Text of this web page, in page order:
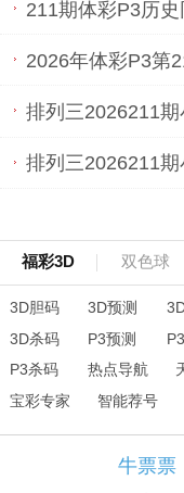
211期体彩P3历
2026年体彩P3第
排列三2026211
排列三2026211
福彩3D 双色球
3D胆码 3D预测
3D杀码
P3预测
P3杀码
热点导航
宝彩专家
智能荐号
牛票票